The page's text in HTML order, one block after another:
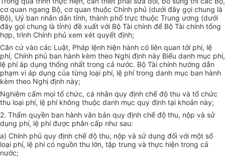
cơ quan ngang Bộ, cơ quan thuộc Chính phủ (dưới đây gọi chung là
Bộ), Uỷ ban nhân dân tỉnh, thành phố trực thuộc Trung ương (dưới
đây gọi chung là tỉnh) đề xuất với Bộ Tài chính để Bộ Tài chính tổng
hợp, trình Chính phủ xem xét quyết định;
Căn cứ vào các Luật, Pháp lệnh hiện hành có liên quan tới phí, lệ
phí, Chính phủ ban hành kèm theo Nghị định này Biểu danh mục phí,
lệ phí áp dụng thống nhất trong cả nước. Bộ Tài chính hướng dẫn
phạm vi áp dụng của từng loại phí, lệ phí trong danh mục ban hành
kèm theo Nghị định này;
Nghiêm cấm mọi tổ chức, cá nhân quy định chế độ thu và tổ chức
thu loại phí, lệ phí không thuộc danh mục quy định tại khoản này;
2. Thẩm quyền ban hành văn bản quy định chế độ thu, nộp và sử
dụng phí, lệ phí được phân cấp như sau:
a) Chính phủ quy định chế độ thu, nộp và sử dụng đối với một số
loại phí, lệ phí có nguồn thu lớn, tập trung và thực hiện trong cả
nước;